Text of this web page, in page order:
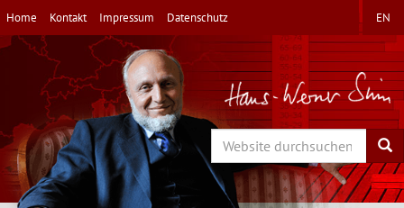
Direkt
zum
Inhalt
Home Kontakt Impressum Datenschutz EN
Search